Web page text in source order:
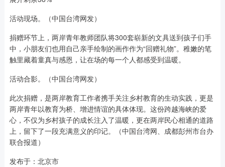
活动现场。（中国台湾网发）
捐赠环节上，两岸青年教师团队将300套崭新的文具送到孩子们手
中，小朋友们也用自己亲手绘制的画作作为“回赠礼物”。稚嫩的笔
触里藏着童真与感恩，让在场的每一个人都感受到温暖。
活动合影。（中国台湾网发）
此次捐赠，是两岸教育工作者携手关注乡村教育的生动实践，更是
两岸青年以教育为桥、增进情谊的具体体现。这份跨越海峡的爱
心，不仅为乡村孩子的成长注入了温暖，更在两岸民心相通的道路
上，留下了一段充满意义的印记。（中国台湾网、成都彭州市台办
联合报道）
发布于：北京市